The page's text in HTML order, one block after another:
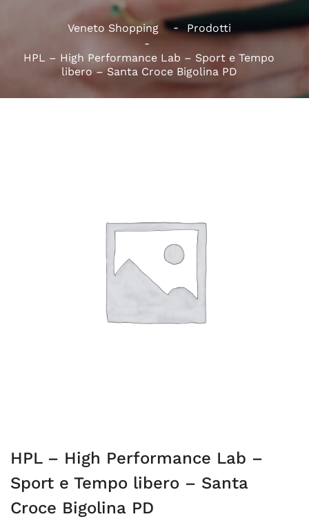
Veneto Shopping Prodotti
HPL – High Performance Lab – Sport e Tempo
libero – Santa Croce Bigolina PD
HPL – High Performance Lab –
Sport e Tempo libero – Santa
Croce Bigolina PD